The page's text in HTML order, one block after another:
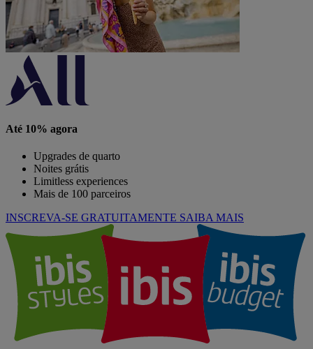
Até 10% agora
Upgrades de quarto
Noites grátis
Limitless experiences
Mais de 100 parceiros
INSCREVA-SE GRATUITAMENTE SAIBA MAIS